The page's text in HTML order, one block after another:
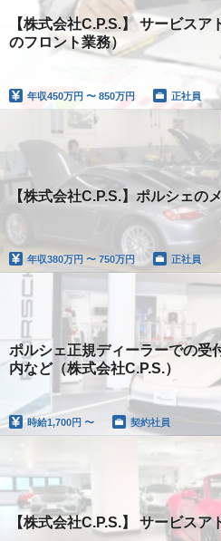
【株式会社C.P.S.】 サービス
のフロント業務）
年収450万円 〜 850万円 正社員
【株式会社C.P.S.】ポルシェの
年収380万円 〜 750万円 正社員
ポルシェ正規ディーラーでの受
内など（株式会社C.P.S.）
時給1,700円 〜 契約社員
【株式会社C.P.S.】 サービスア